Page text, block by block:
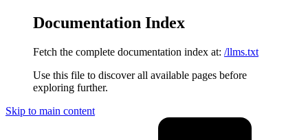
Documentation Index
Fetch the complete documentation index at: /llms.txt
Use this file to discover all available pages before
exploring further.
Skip to main content